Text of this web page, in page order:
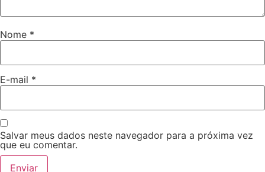
Nome *
E-mail *
Salvar meus dados neste navegador para a próxima vez
que eu comentar.